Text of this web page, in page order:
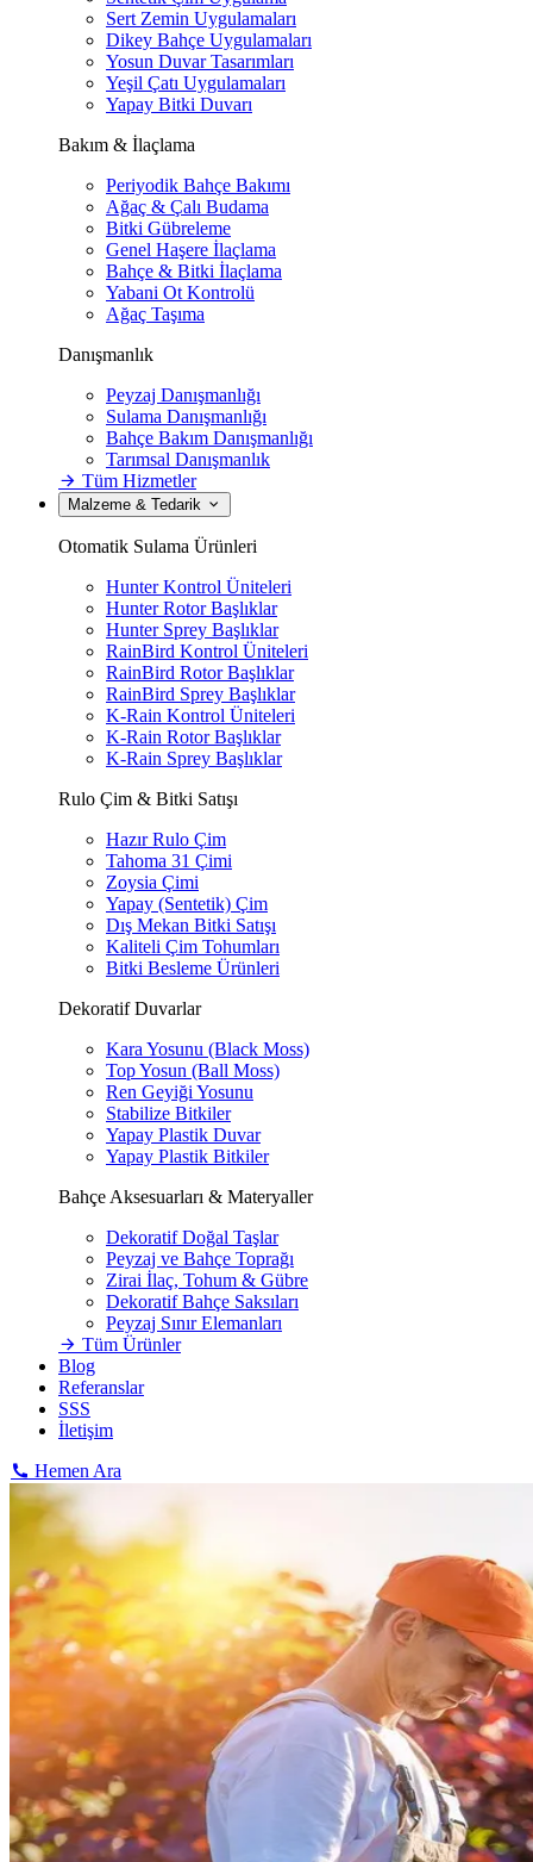
Sert Zemin Uygulamaları
Dikey Bahçe Uygulamaları
Yosun Duvar Tasarımları
Yeşil Çatı Uygulamaları
Yapay Bitki Duvarı
Bakım & İlaçlama
Periyodik Bahçe Bakımı
Ağaç & Çalı Budama
Bitki Gübreleme
Genel Haşere İlaçlama
Bahçe & Bitki İlaçlama
Yabani Ot Kontrolü
Ağaç Taşıma
Danışmanlık
Peyzaj Danışmanlığı
Sulama Danışmanlığı
Bahçe Bakım Danışmanlığı
Tarımsal Danışmanlık
Tüm Hizmetler
Malzeme & Tedarik
Otomatik Sulama Ürünleri
Hunter Kontrol Üniteleri
Hunter Rotor Başlıklar
Hunter Sprey Başlıklar
RainBird Kontrol Üniteleri
RainBird Rotor Başlıklar
RainBird Sprey Başlıklar
K-Rain Kontrol Üniteleri
K-Rain Rotor Başlıklar
K-Rain Sprey Başlıklar
Rulo Çim & Bitki Satışı
Hazır Rulo Çim
Tahoma 31 Çimi
Zoysia Çimi
Yapay (Sentetik) Çim
Dış Mekan Bitki Satışı
Kaliteli Çim Tohumları
Bitki Besleme Ürünleri
Dekoratif Duvarlar
Kara Yosunu (Black Moss)
Top Yosun (Ball Moss)
Ren Geyiği Yosunu
Stabilize Bitkiler
Yapay Plastik Duvar
Yapay Plastik Bitkiler
Bahçe Aksesuarları & Materyaller
Dekoratif Doğal Taşlar
Peyzaj ve Bahçe Toprağı
Zirai İlaç, Tohum & Gübre
Dekoratif Bahçe Saksıları
Peyzaj Sınır Elemanları
Tüm Ürünler
Blog
Referanslar
SSS
İletişim
Hemen Ara